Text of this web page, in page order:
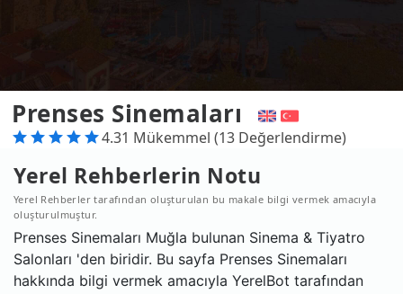
Prenses Sinemaları
4.31 Mükemmel (13 Değerlendirme)
Yerel Rehberlerin Notu
Yerel Rehberler tarafından oluşturulan bu makale bilgi vermek amacıyla
oluşturulmuştur.
Prenses Sinemaları Muğla bulunan Sinema & Tiyatro
Salonları 'den biridir. Bu sayfa Prenses Sinemaları
hakkında bilgi vermek amacıyla YerelBot tarafından